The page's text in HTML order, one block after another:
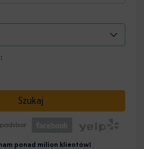
Szukaj
ponad milion klientów!